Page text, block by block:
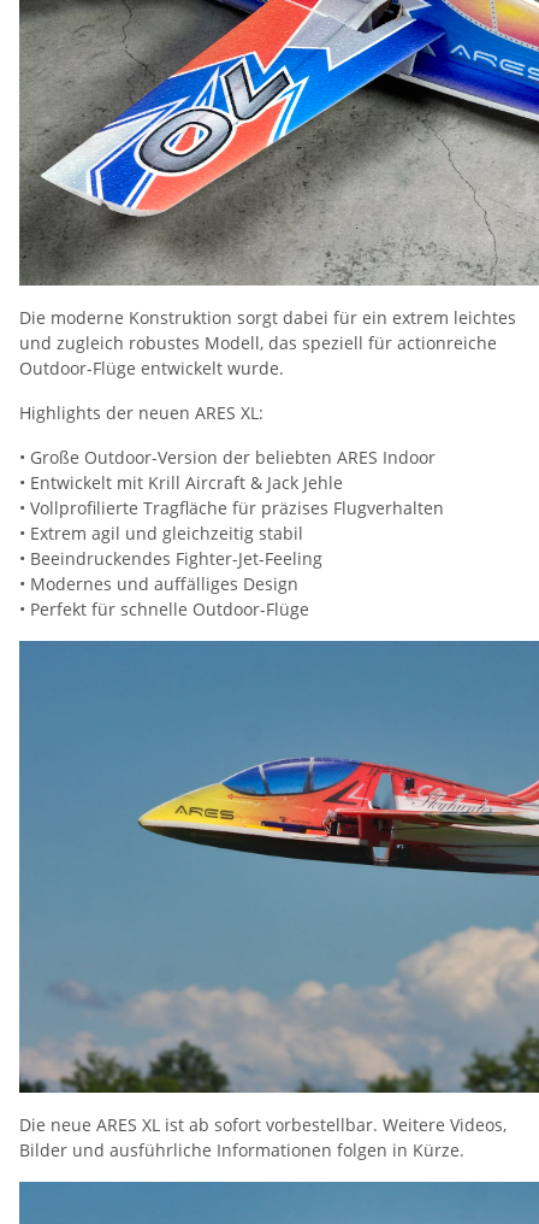
Die moderne Konstruktion sorgt dabei für ein extrem leichtes
und zugleich robustes Modell, das speziell für actionreiche
Outdoor-Flüge entwickelt wurde.
Highlights der neuen ARES XL:
• Große Outdoor-Version der beliebten ARES Indoor
• Entwickelt mit Krill Aircraft & Jack Jehle
• Vollprofilierte Tragfläche für präzises Flugverhalten
• Extrem agil und gleichzeitig stabil
• Beeindruckendes Fighter-Jet-Feeling
• Modernes und auffälliges Design
• Perfekt für schnelle Outdoor-Flüge
Die neue ARES XL ist ab sofort vorbestellbar. Weitere Videos,
Bilder und ausführliche Informationen folgen in Kürze.